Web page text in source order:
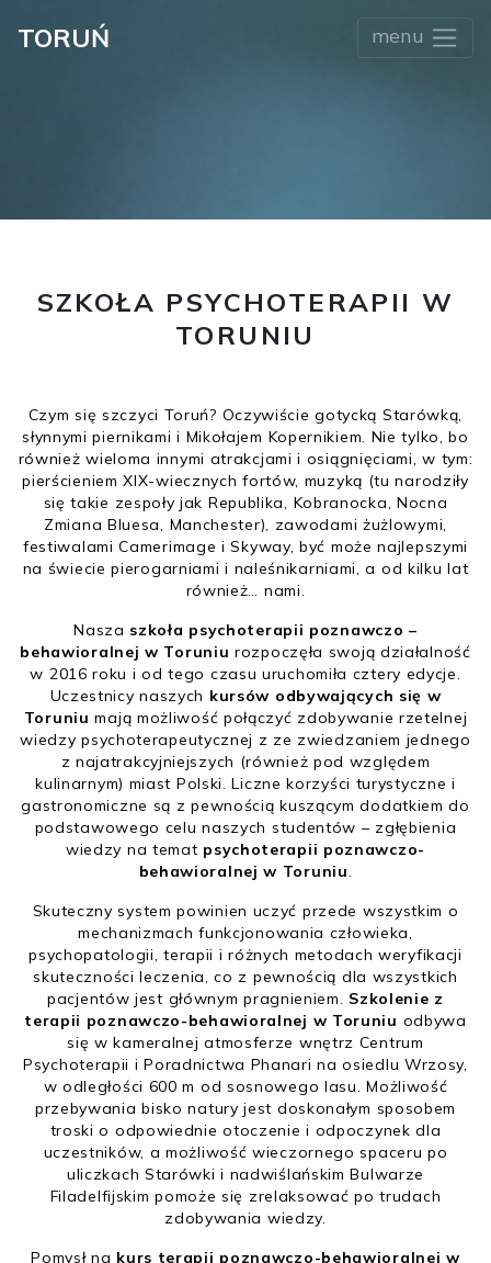
TORUŃ menu
SZKOŁA PSYCHOTERAPII W
TORUNIU
Czym się szczyci Toruń? Oczywiście gotycką Starówką,
słynnymi piernikami i Mikołajem Kopernikiem. Nie tylko, bo
również wieloma innymi atrakcjami i osiągnięciami, w tym:
pierścieniem XIX-wiecznych fortów, muzyką (tu narodziły
się takie zespoły jak Republika, Kobranocka, Nocna
Zmiana Bluesa, Manchester), zawodami żużlowymi,
festiwalami Camerimage i Skyway, być może najlepszymi
na świecie pierogarniami i naleśnikarniami, a od kilku lat
również… nami.
Nasza szkoła psychoterapii poznawczo –
behawioralnej w Toruniu rozpoczęła swoją działalność
w 2016 roku i od tego czasu uruchomiła cztery edycje.
Uczestnicy naszych kursów odbywających się w
Toruniu mają możliwość połączyć zdobywanie rzetelnej
wiedzy psychoterapeutycznej z ze zwiedzaniem jednego
z najatrakcyjniejszych (również pod względem
kulinarnym) miast Polski. Liczne korzyści turystyczne i
gastronomiczne są z pewnością kuszącym dodatkiem do
podstawowego celu naszych studentów – zgłębienia
wiedzy na temat psychoterapii poznawczo-
behawioralnej w Toruniu.
Skuteczny system powinien uczyć przede wszystkim o
mechanizmach funkcjonowania człowieka,
psychopatologii, terapii i różnych metodach weryfikacji
skuteczności leczenia, co z pewnością dla wszystkich
pacjentów jest głównym pragnieniem. Szkolenie z
terapii poznawczo-behawioralnej w Toruniu odbywa
się w kameralnej atmosferze wnętrz Centrum
Psychoterapii i Poradnictwa Phanari na osiedlu Wrzosy,
w odległości 600 m od sosnowego lasu. Możliwość
przebywania bisko natury jest doskonałym sposobem
troski o odpowiednie otoczenie i odpoczynek dla
uczestników, a możliwość wieczornego spaceru po
uliczkach Starówki i nadwiślańskim Bulwarze
Filadelfijskim pomoże się zrelaksować po trudach
zdobywania wiedzy.
Pomysł na kurs terapii poznawczo-behawioralnej w